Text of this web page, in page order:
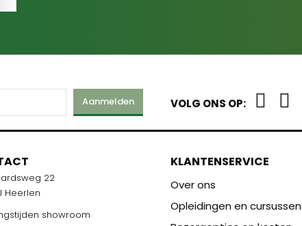
Aanmelden VOLG ONS OP:
U KLAAR!
22
Heerlen
showroom
KLANTENSERVICE
Over ons
Opleidingen en cursussen